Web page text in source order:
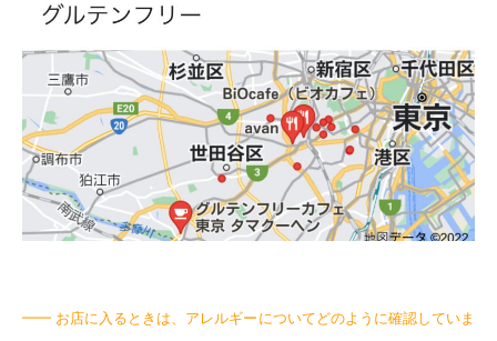
━━ お店に入るときは、アレルギーについてどのように確認していま